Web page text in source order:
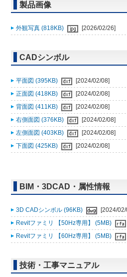
製品画像
外観写真 (818KB) [2026/02/26]
CADシンボル
平面図 (395KB)
[2024/02/08]
正面図 (418KB)
[2024/02/08]
背面図 (411KB)
[2024/02/08]
右側面図 (376KB)
[2024/02/08]
左側面図 (403KB)
[2024/02/08]
下面図 (425KB)
[2024/02/08]
BIM・3DCAD・属性情報
3D CADシンボル (96KB)
[2024/02/
Revitファミリ 【50Hz専用】 (5MB)
Revitファミリ 【60Hz専用】 (5MB)
技術・工事マニュアル